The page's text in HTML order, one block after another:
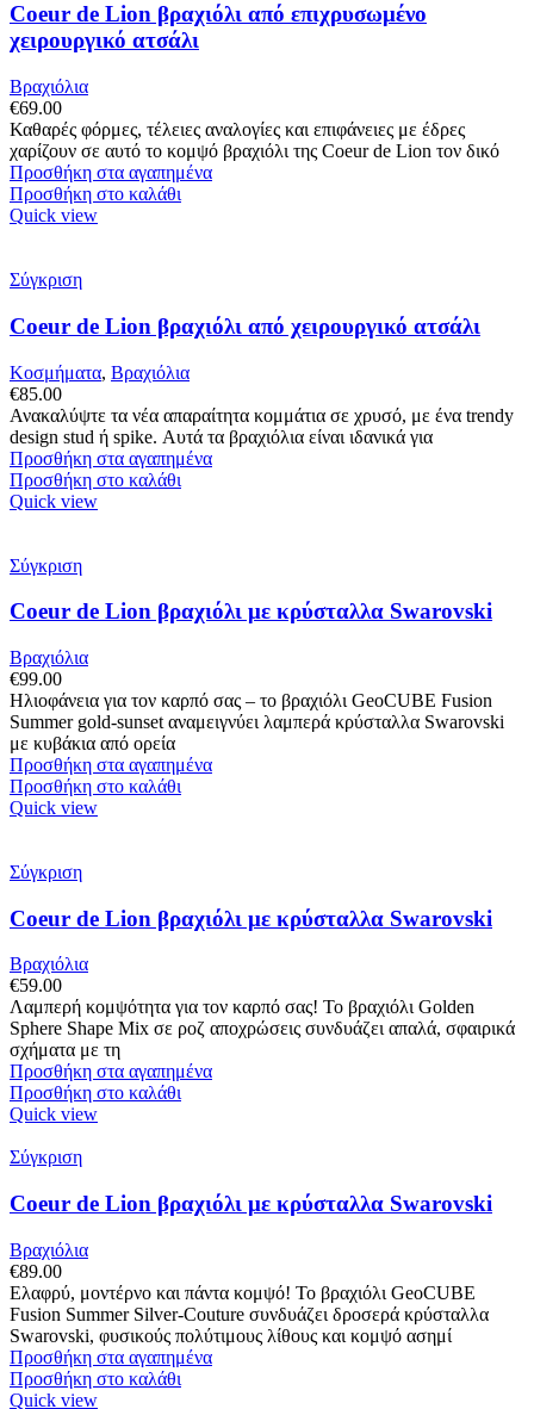
Coeur de Lion βραχιόλι από επιχρυσωμένο
χειρουργικό ατσάλι
Βραχιόλια
€69.00
Καθαρές φόρμες, τέλειες αναλογίες και επιφάνειες με έδρες
χαρίζουν σε αυτό το κομψό βραχιόλι της Coeur de Lion τον δικό
Προσθήκη στα αγαπημένα
Προσθήκη στο καλάθι
Quick view
Σύγκριση
Coeur de Lion βραχιόλι από χειρουργικό ατσάλι
Κοσμήματα, Βραχιόλια
€85.00
Ανακαλύψτε τα νέα απαραίτητα κομμάτια σε χρυσό, με ένα trendy
design stud ή spike. Αυτά τα βραχιόλια είναι ιδανικά για
Προσθήκη στα αγαπημένα
Προσθήκη στο καλάθι
Quick view
Σύγκριση
Coeur de Lion βραχιόλι με κρύσταλλα Swarovski
Βραχιόλια
€99.00
Ηλιοφάνεια για τον καρπό σας – το βραχιόλι GeoCUBE Fusion
Summer gold-sunset αναμειγνύει λαμπερά κρύσταλλα Swarovski
με κυβάκια από ορεία
Προσθήκη στα αγαπημένα
Προσθήκη στο καλάθι
Quick view
Σύγκριση
Coeur de Lion βραχιόλι με κρύσταλλα Swarovski
Βραχιόλια
€59.00
Λαμπερή κομψότητα για τον καρπό σας! Το βραχιόλι Golden
Sphere Shape Mix σε ροζ αποχρώσεις συνδυάζει απαλά, σφαιρικά
σχήματα με τη
Προσθήκη στα αγαπημένα
Προσθήκη στο καλάθι
Quick view
Σύγκριση
Coeur de Lion βραχιόλι με κρύσταλλα Swarovski
Βραχιόλια
€89.00
Ελαφρύ, μοντέρνο και πάντα κομψό! Το βραχιόλι GeoCUBE
Fusion Summer Silver-Couture συνδυάζει δροσερά κρύσταλλα
Swarovski, φυσικούς πολύτιμους λίθους και κομψό ασημί
Προσθήκη στα αγαπημένα
Προσθήκη στο καλάθι
Quick view